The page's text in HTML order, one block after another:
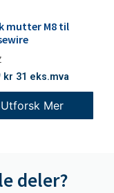
mutter M8 til
kr 31 eks.mva
Utforsk Mer
deler?